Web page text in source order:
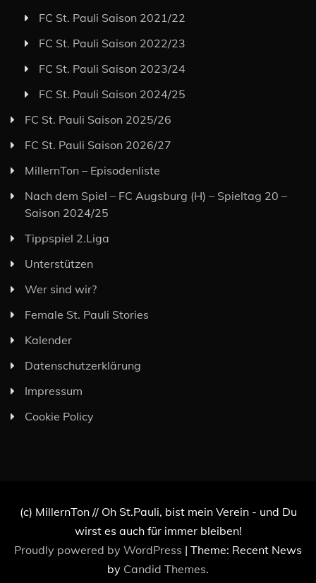
FC St. Pauli Saison 2021/22
FC St. Pauli Saison 2022/23
FC St. Pauli Saison 2023/24
FC St. Pauli Saison 2024/25
FC St. Pauli Saison 2025/26
FC St. Pauli Saison 2026/27
MillernTon – Episodenliste
Nach dem Spiel – FC Augsburg (H) – Spieltag 20 –
Saison 2024/25
Tippspiel 2.Liga
Unterstützen
Wer sind wir?
Female St. Pauli Stories
Kalender
Datenschutzerklärung
Impressum
Cookie Policy
(c) MillernTon // Oh St.Pauli, bist mein Verein - und Du
wirst es auch für immer bleiben!
Proudly powered by WordPress | Theme: Recent News
by Candid Themes.